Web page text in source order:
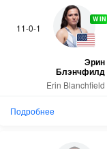
11-0-1
WIN
Эрин
Блэнчфилд
Erin Blanchfield
Подробнее